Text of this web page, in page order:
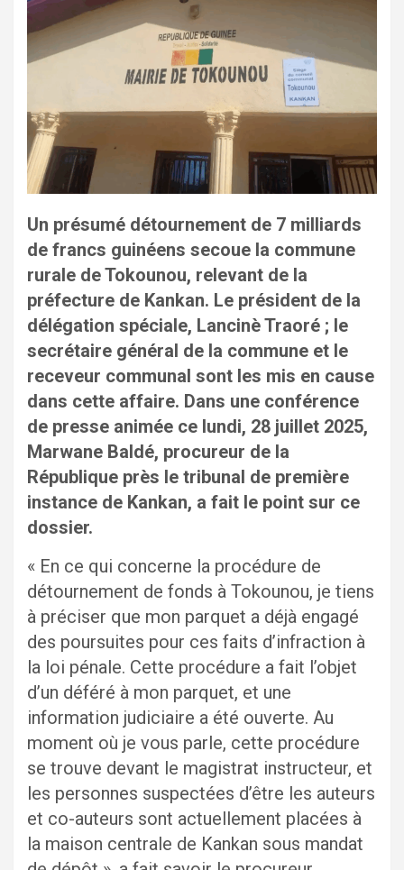
Un présumé détournement de 7 milliards
de francs guinéens secoue la commune
rurale de Tokounou, relevant de la
préfecture de Kankan. Le président de la
délégation spéciale, Lancinè Traoré ; le
secrétaire général de la commune et le
receveur communal sont les mis en cause
dans cette affaire. Dans une conférence
de presse animée ce lundi, 28 juillet 2025,
Marwane Baldé, procureur de la
République près le tribunal de première
instance de Kankan, a fait le point sur ce
dossier.
« En ce qui concerne la procédure de
détournement de fonds à Tokounou, je tiens
à préciser que mon parquet a déjà engagé
des poursuites pour ces faits d’infraction à
la loi pénale. Cette procédure a fait l’objet
d’un déféré à mon parquet, et une
information judiciaire a été ouverte. Au
moment où je vous parle, cette procédure
se trouve devant le magistrat instructeur, et
les personnes suspectées d’être les auteurs
et co-auteurs sont actuellement placées à
la maison centrale de Kankan sous mandat